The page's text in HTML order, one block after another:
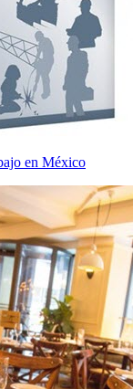
en México